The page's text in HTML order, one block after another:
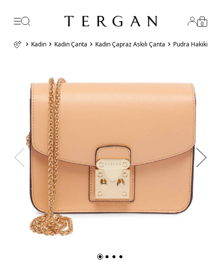
0
Kadın Kadın Çanta Kadın Çapraz Askılı Çanta Pudra Hakiki Deri